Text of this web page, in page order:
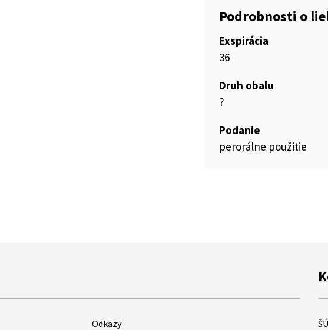
Podrobnosti o
Exspirácia
36
Druh obalu
?
Podanie
perorálne použitie
Odkazy